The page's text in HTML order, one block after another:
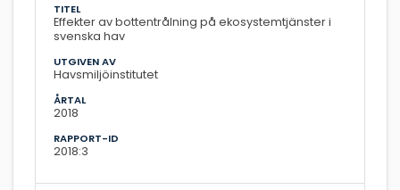
TITEL
Effekter av botten­trålning på ekosystem­tjänster i
svenska hav
UTGIVEN AV
Havsmiljöinstitutet
ÅRTAL
2018
RAPPORT-ID
2018:3